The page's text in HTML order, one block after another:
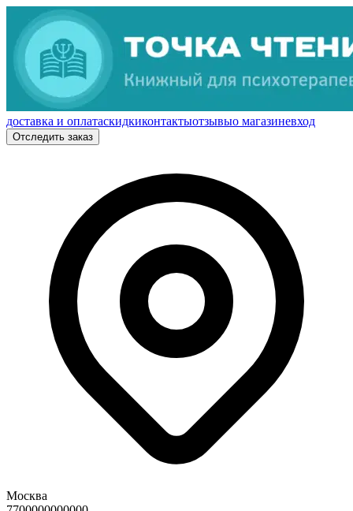
доставка и оплатаскидкиконтактыотзывыо магазиневход
Отследить заказ
Москва